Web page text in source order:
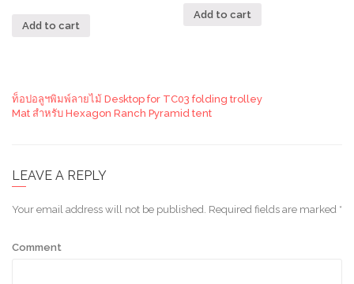
Add to cart
Add to cart
ท็อปอลูฯพิมพ์ลายไม้ Desktop for TC03 folding trolley
Mat สำหรับ Hexagon Ranch Pyramid tent
LEAVE A REPLY
Your email address will not be published. Required fields are marked *
Comment